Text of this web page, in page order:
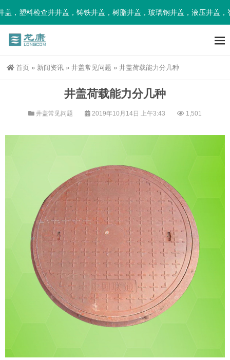
塑料检查井井盖，铸铁井盖，树脂井盖，玻璃钢井盖，液压井盖，
首页 » 新闻资讯 » 井盖常见问题 » 井盖荷载能力分几种
井盖荷载能力分几种
井盖常见问题 2019年10月14日 上午3:43 1,501